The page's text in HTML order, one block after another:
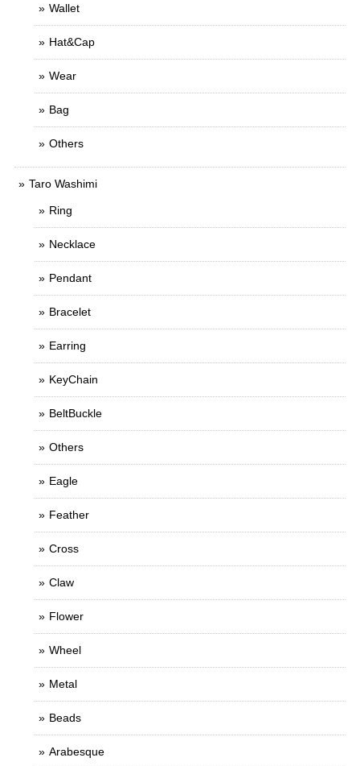
Wallet
Hat&Cap
Wear
Bag
Others
Taro Washimi
Ring
Necklace
Pendant
Bracelet
Earring
KeyChain
BeltBuckle
Others
Eagle
Feather
Cross
Claw
Flower
Wheel
Metal
Beads
Arabesque